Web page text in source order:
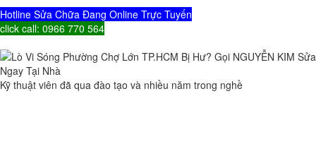
Hotline Sửa Chữa Đang Online Trực Tuyến
click call: 0966 770 564
Kỹ thuật viên đã qua đào tạo và nhiều năm trong nghề